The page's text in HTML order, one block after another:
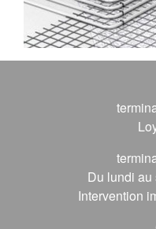
Du lundi au
Intervention